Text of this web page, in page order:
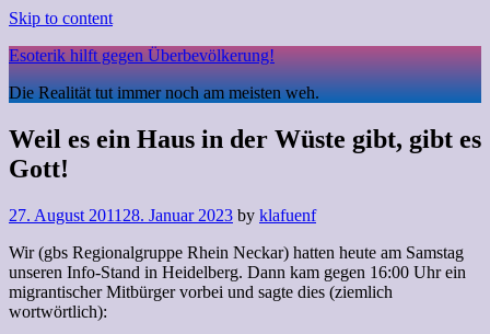
Skip to content
Esoterik hilft gegen Überbevölkerung!
Die Realität tut immer noch am meisten weh.
Weil es ein Haus in der Wüste gibt, gibt es
Gott!
27. August 2011 28. Januar 2023 by klafuenf
Wir (gbs Regionalgruppe Rhein Neckar) hatten heute am Samstag
unseren Info-Stand in Heidelberg. Dann kam gegen 16:00 Uhr ein
migrantischer Mitbürger vorbei und sagte dies (ziemlich
wortwörtlich):